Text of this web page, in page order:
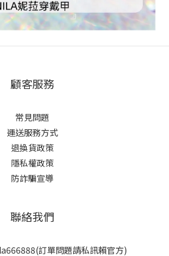
顧客服務
常見問題
運送服務方式
退換貨政策
隱私權政策
防詐騙宣導
聯絡我們
訂單問題請私訊賴官方)